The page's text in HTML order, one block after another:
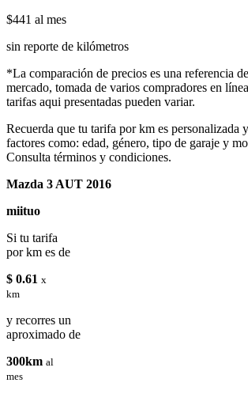
$441 al mes
sin reporte de kilómetros
*La comparación de precios es una referencia
mercado, tomada de varios compradores en
tarifas aqui presentadas pueden variar.
Recuerda que tu tarifa por km es personalizada
factores como: edad, género, tipo de garaje y
Consulta términos y condiciones.
Mazda 3 AUT 2016
miituo
Si tu tarifa
por km es de
$ 0.61 x
km
y recorres un
aproximado de
300km al
mes